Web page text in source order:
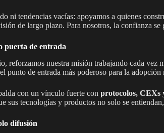
ni tendencias vacías: apoyamos a quienes
de largo plazo. Para nosotros, la confianza se
puerta de entrada
reforzamos nuestra misión trabajando cada vez
punto de entrada más poderoso para la adopción
con un vínculo fuerte con protocolos, CEXs
sus tecnologías y productos no solo se
difusión